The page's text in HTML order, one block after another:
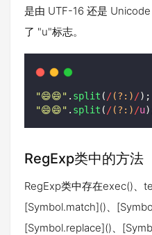
是由 UTF-16 还是
了 "u"标志。
"😄😄" . split ( /(?:) /);
"😄😄" . split ( /(?:) /u
RegExp类中的方法
RegExp类中存在exec()、
[Symbol.match]()、
[Symbol.replace]()、